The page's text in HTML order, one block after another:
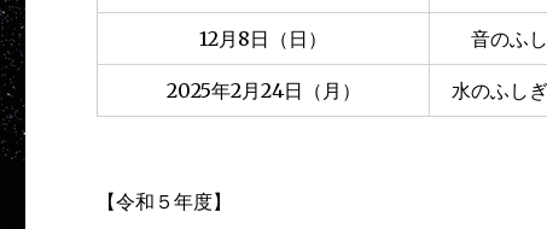
12月8日（日） 音のふ
2025年2月24日（月） 水のふし
【令和５年度】